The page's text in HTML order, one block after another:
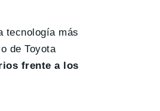
tecnología más
de Toyota
frente a los